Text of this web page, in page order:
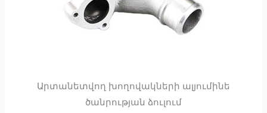
Արտանետվող խողովակների ալյումինե
ծանրության ձուլում